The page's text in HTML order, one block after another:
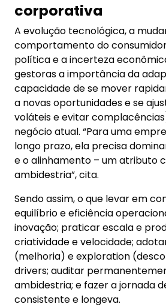
corporativa
A evolução tecnológica, a
comportamento do
política e a incerteza
gestoras a importância da
capacidade de se mover
a novas oportunidades e se
voláteis e evitar
negócio atual. “Para uma
longo prazo, ela precisa
e o alinhamento – um atributo
ambidestria”, cita.
Sendo assim, o que levar em
equilíbrio e eficiência
inovação; praticar escala e
criatividade e velocidade;
(melhoria) e exploration
drivers; auditar
ambidestria; e fazer a jornada
consistente e longeva.